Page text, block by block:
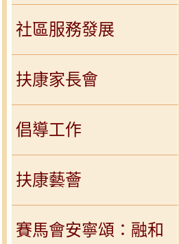
社區服務發展
扶康家長會
倡導工作
扶康藝薈
賽馬會安寧頌：融和